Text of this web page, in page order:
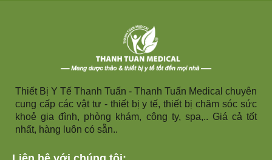
Thiết Bị Y Tế Thanh Tuấn - Thanh Tuấn Medical chuyên
cung cấp các vật tư - thiết bị y tế, thiết bị chăm sóc sức
khoẻ gia đình, phòng khám, công ty, spa,.. Giá cả tốt
nhất, hàng luôn có sẵn..